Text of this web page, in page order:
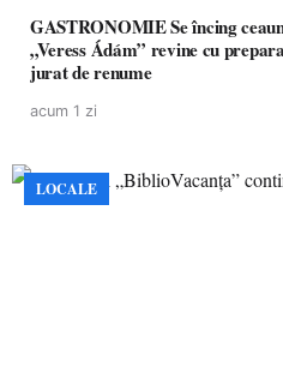
GASTRONOMIE Se încing ceaunele la Satu Mare! Concursul
„Veress Ádám” revine cu
jurat de renume
acum 1 zi
LOCALE